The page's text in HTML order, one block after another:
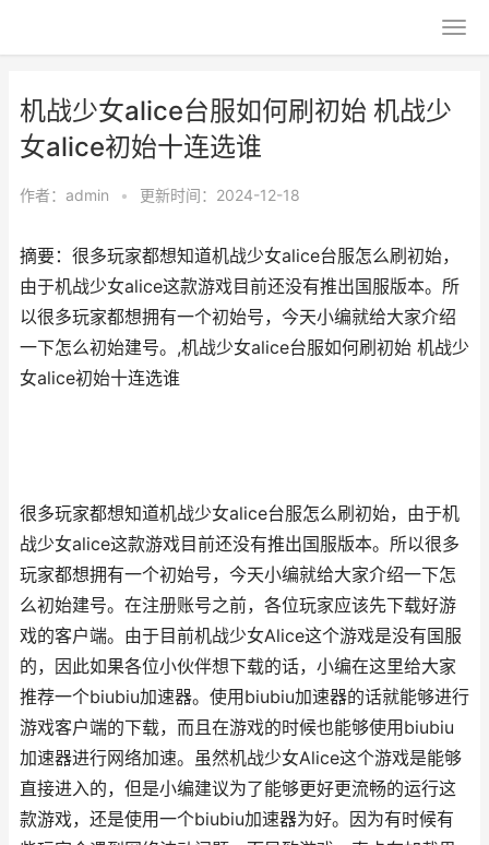
机战少女alice台服如何刷初始 机战少
女alice初始十连选谁
作者： admin • 更新时间：2024-12-18
摘要：很多玩家都想知道机战少女alice台服怎么刷初始，
由于机战少女alice这款游戏目前还没有推出国服版本。所
以很多玩家都想拥有一个初始号，今天小编就给大家介绍
一下怎么初始建号。,机战少女alice台服如何刷初始 机战少
女alice初始十连选谁
很多玩家都想知道机战少女alice台服怎么刷初始，由于机
战少女alice这款游戏目前还没有推出国服版本。所以很多
玩家都想拥有一个初始号，今天小编就给大家介绍一下怎
么初始建号。在注册账号之前，各位玩家应该先下载好游
戏的客户端。由于目前机战少女Alice这个游戏是没有国服
的，因此如果各位小伙伴想下载的话，小编在这里给大家
推荐一个biubiu加速器。使用biubiu加速器的话就能够进行
游戏客户端的下载，而且在游戏的时候也能够使用biubiu
加速器进行网络加速。虽然机战少女Alice这个游戏是能够
直接进入的，但是小编建议为了能够更好更流畅的运行这
款游戏，还是使用一个biubiu加速器为好。因为有时候有